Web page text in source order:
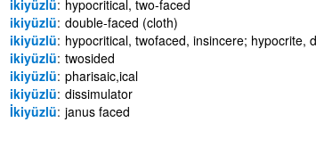
ikiyüzlü hypocritical, two-faced
ikiyüzlü double-faced (cloth)
ikiyüzlü hypocritical, twofaced, insincere; hypocrite,
ikiyüzlü twosided
ikiyüzlü pharisaic,ical
ikiyüzlü dissimulator
İkiyüzlü janus faced